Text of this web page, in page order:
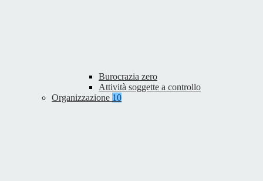
Burocrazia zero
Attività soggette a controllo
Organizzazione 10